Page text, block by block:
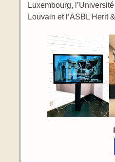
Luxembourg,
Louvain et l’ASBL Herit